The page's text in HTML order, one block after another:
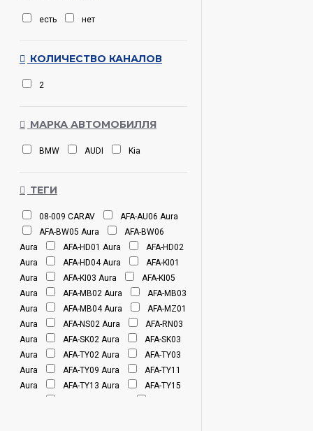
есть нет
КОЛИЧЕСТВО КАНАЛОВ
2
МАРКА АВТОМОБИЛЛЯ
BMW AUDI Kia
ТЕГИ
08-009 CARAV
AFA-AU06 Aura
AFA-BW05 Aura
AFA-BW06
Aura
AFA-HD01 Aura
AFA-HD02
Aura
AFA-HD04 Aura
AFA-KI01
Aura
AFA-KI03 Aura
AFA-KI05
Aura
AFA-MB02 Aura
AFA-MB03
Aura
AFA-MB04 Aura
AFA-MZ01
Aura
AFA-NS02 Aura
AFA-RN03
Aura
AFA-SK02 Aura
AFA-SK03
Aura
AFA-TY02 Aura
AFA-TY03
Aura
AFA-TY09 Aura
AFA-TY11
Aura
AFA-TY13 Aura
AFA-TY15